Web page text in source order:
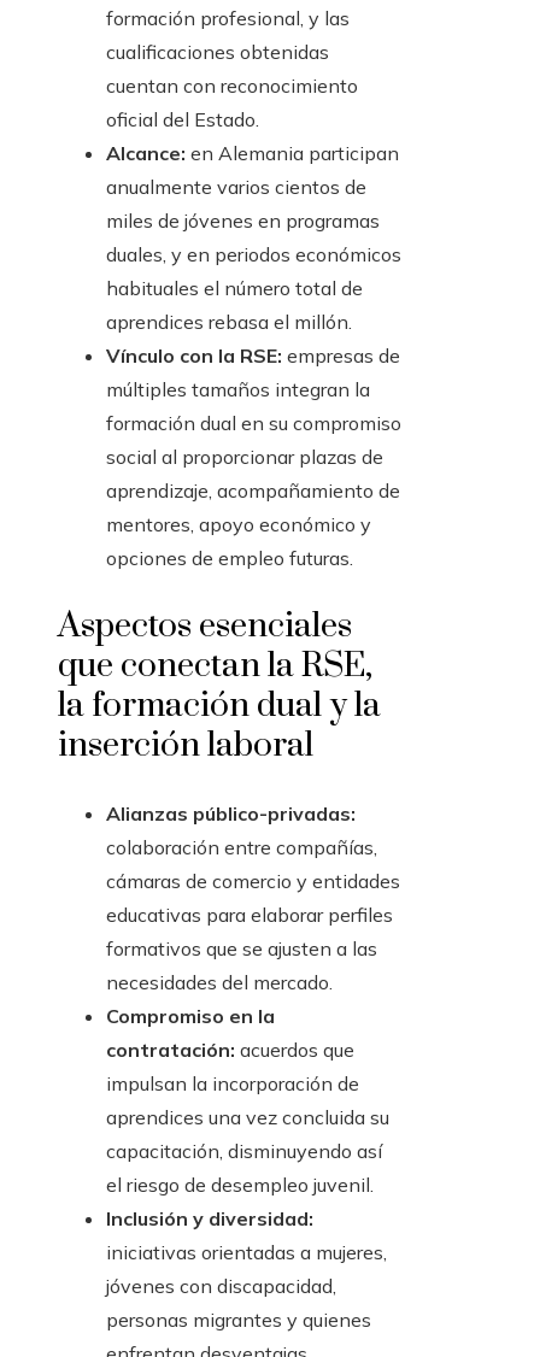
formación profesional, y las
cualificaciones obtenidas
cuentan con reconocimiento
oficial del Estado.
Alcance: en Alemania participan
anualmente varios cientos de
miles de jóvenes en programas
duales, y en periodos económicos
habituales el número total de
aprendices rebasa el millón.
Vínculo con la RSE: empresas de
múltiples tamaños integran la
formación dual en su compromiso
social al proporcionar plazas de
aprendizaje, acompañamiento de
mentores, apoyo económico y
opciones de empleo futuras.
Aspectos esenciales
que conectan la RSE,
la formación dual y la
inserción laboral
Alianzas público-privadas:
colaboración entre compañías,
cámaras de comercio y entidades
educativas para elaborar perfiles
formativos que se ajusten a las
necesidades del mercado.
Compromiso en la
contratación: acuerdos que
impulsan la incorporación de
aprendices una vez concluida su
capacitación, disminuyendo así
el riesgo de desempleo juvenil.
Inclusión y diversidad:
iniciativas orientadas a mujeres,
jóvenes con discapacidad,
personas migrantes y quienes